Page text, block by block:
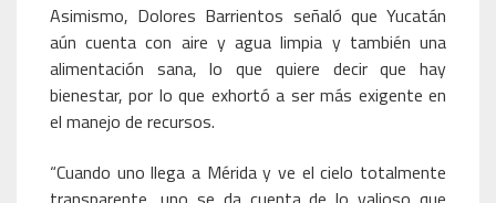
Asimismo, Dolores Barrientos señaló que Yucatán
aún cuenta con aire y agua limpia y también una
alimentación sana, lo que quiere decir que hay
bienestar, por lo que exhortó a ser más exigente en
el manejo de recursos.
“Cuando uno llega a Mérida y ve el cielo totalmente